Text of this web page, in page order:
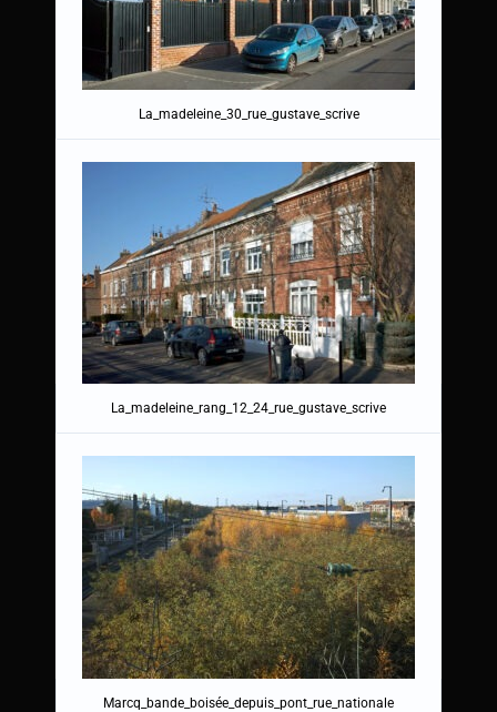
La_madeleine_30_rue_gustave_scrive
La_madeleine_rang_12_24_rue_gustave_scrive
Marcq_bande_boisée_depuis_pont_rue_nationale